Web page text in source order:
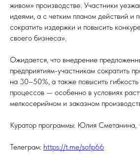
живом» производстве. Участники
идеями, а с четким планом действий и
сократить издержки и повысить
своего бизнеса».
Ожидается, что внедрение
предприятиям-участникам сократить
на 30–50%, а также повысить
процессов — особенно в условиях
мелкосерийном и заказном
Куратор программы: Юлия
Телеграм: https://t.me/sofp66